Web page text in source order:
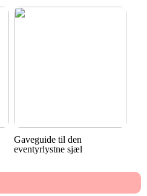
Gaveguide til den
eventyrlystne sjæl